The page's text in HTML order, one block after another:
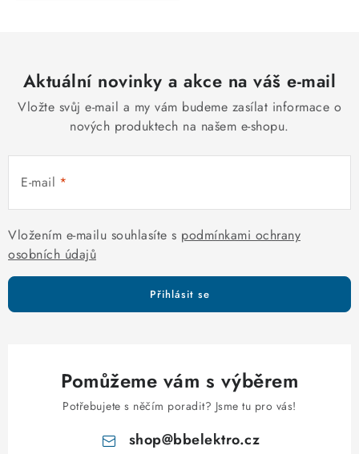
Aktuální novinky a akce na váš e-mail
Vložte svůj e-mail a my vám budeme zasílat informace o
nových produktech na našem e-shopu.
E-mail
Vložením e-mailu souhlasíte s podmínkami ochrany
osobních údajů
Přihlásit se
Pomůžeme vám s výběrem
Potřebujete s něčím poradit? Jsme tu pro vás!
shop@bbelektro.cz